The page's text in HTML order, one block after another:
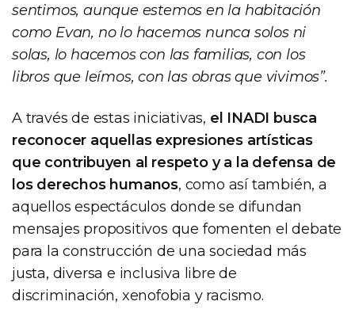
sentimos, aunque estemos en la habitación
como Evan, no lo hacemos nunca solos ni
solas, lo hacemos con las familias, con los
libros que leímos, con las obras que vivimos”.
A través de estas iniciativas, el INADI busca
reconocer aquellas expresiones artísticas
que contribuyen al respeto y a la defensa de
los derechos humanos, como así también, a
aquellos espectáculos donde se difundan
mensajes propositivos que fomenten el debate
para la construcción de una sociedad más
justa, diversa e inclusiva libre de
discriminación, xenofobia y racismo.